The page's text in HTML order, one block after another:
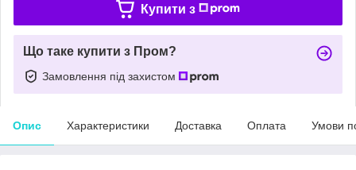
Купити з
Що таке купити з Пром?
Замовлення під захистом
Опис Характеристики Доставка Оплата Умови